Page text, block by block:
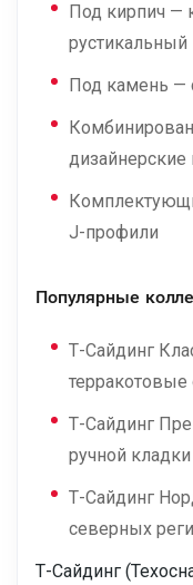
Под кирпич —
рустикальный
Под камень —
дизайнерские
J-профили
Популярные
Т-Сайдинг
терракотовые
Т-Сайдинг
ручной кладки
Т-Сайдинг
северных
Т-Сайдинг